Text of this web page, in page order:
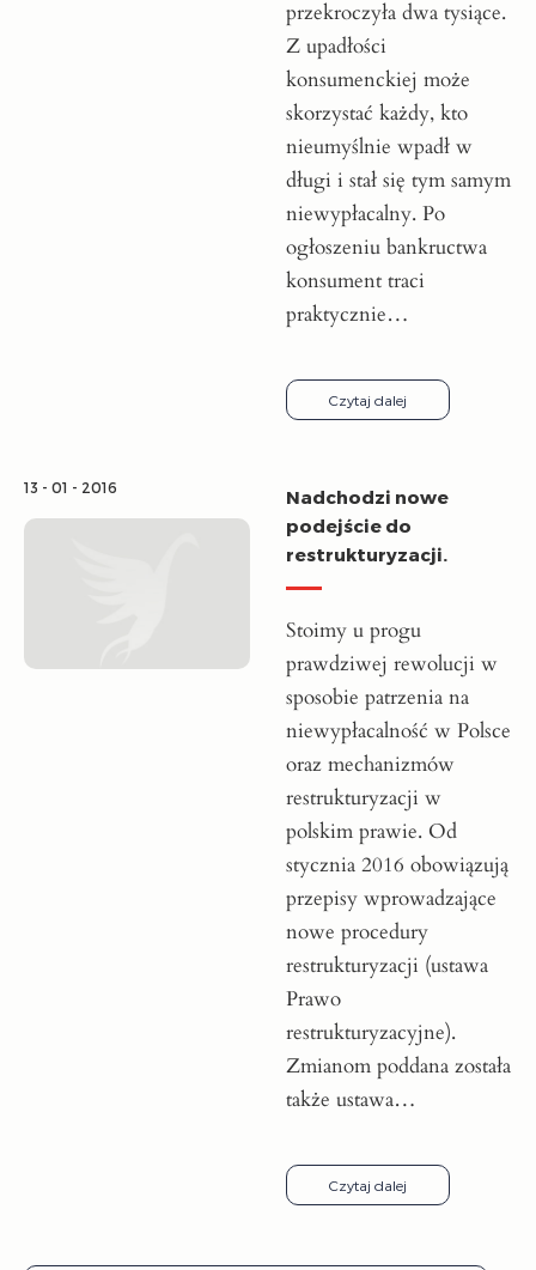
przekroczyła dwa tysiące.
Z upadłości
konsumenckiej może
skorzystać każdy, kto
nieumyślnie wpadł w
długi i stał się tym samym
niewypłacalny. Po
ogłoszeniu bankructwa
konsument traci
praktycznie…
Czytaj dalej
13 - 01 - 2016
Nadchodzi nowe
podejście do
restrukturyzacji.
Stoimy u progu
prawdziwej rewolucji w
sposobie patrzenia na
niewypłacalność w Polsce
oraz mechanizmów
restrukturyzacji w
polskim prawie. Od
stycznia 2016 obowiązują
prze­pi­sy wprowadzające
nowe procedury
restrukturyzacji (ustawa
Prawo
restrukturyzacyjne).
Zmianom poddana została
także ustawa…
Czytaj dalej